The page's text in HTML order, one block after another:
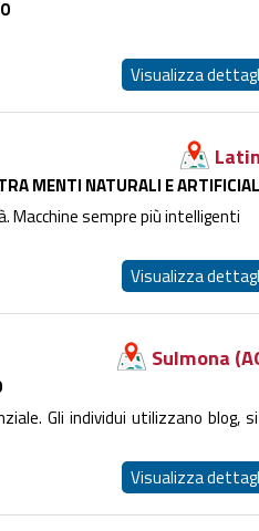
Visualizza
MENTI NATURALI E
Macchine sempre più intelligenti
Visualizza
Sulmona
Gli individui utilizzano blog,
Visualizza